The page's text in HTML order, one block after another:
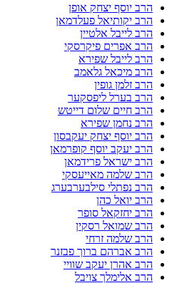
הרב יוסף יצחק אופן
הרב יקותיאל פעלדמאן
הרב לייבל אלטיין
הרב אפרים פיקרסקי
הרב לייבל שפירא
הרב מיכאל גלאמב
הרב זלמן גופין
הרב בערל ליפסקער
הרב חיים שלום דייטש
הרב נחמן שפירא
הרב יוסף יצחק יעקבסון
הרב יעקב יוסף קופרמאן
הרב ישראל פרידמאן
הרב שלמה מאייעסקי
הרב נפתלי סילבערבערג
הרב יואל כהן
הרב יחזקאל סופר
הרב שמואל רסקין
הרב שלמה זרחי
הרב אברהם ברוך פבזנר
הרב אהרן יעקב שוויי
הרב אלימלך צויבל